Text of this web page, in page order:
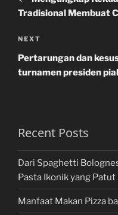
Tradisional Membuat
Next
Post
NEXT
Pertarungan dan
turnamen presiden
Recent Posts
Dari Spaghetti
Pasta Ikonik yang Patut
Manfaat Makan Pizza